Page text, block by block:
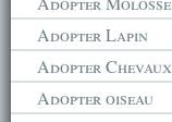
Adopter Lapin
Adopter Chevaux
Adopter oiseau